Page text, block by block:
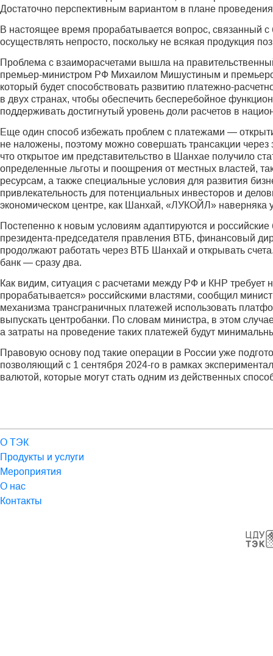
Достаточно перспективным вариантом в плане
В настоящее время прорабатывается вопрос, связанный
осуществлять непросто, поскольку не всякая продукция
Проблема с взаиморасчетами вышла на
премьер-министром РФ Михаилом Мишустиным и
который будет способствовать развитию платежно-
в двух странах, чтобы обеспечить бесперебойное
поддерживать достигнутый уровень доли расчетов в
Еще один способ избежать проблем с платежами —
не наложены, поэтому можно совершать трансакции
что открытое им представительство в Шанхае получило
определенные льготы и поощрения от местных властей,
ресурсам, а также специальные условия для развития
привлекательность для потенциальных инвесторов и
экономическом центре, как Шанхай, «ЛУКОЙЛ» наверняка
Постепенно к новым условиям адаптируются и
президента-председателя правления ВТБ, финансовый
продолжают работать через ВТБ Шанхай и открывать
банк — сразу два.
Как видим, ситуация с расчетами между РФ и КНР
прорабатывается» российскими властями, сообщил
механизма трансграничных платежей использовать
выпускать центробанки. По словам министра, в этом
а затраты на проведение таких платежей будут
Правовую основу под такие операции в России уже
позволяющий с 1 сентября 2024-го в рамках
валютой, которые могут стать одним из действенных
О ТЭК
Продукты и услуги
Мероприятия
О нас
Контакты